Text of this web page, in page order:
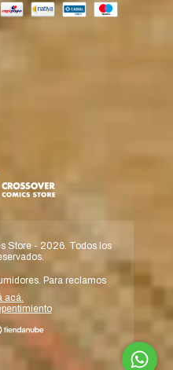
Store - 2026. Todos los
Para reclamos
acá.